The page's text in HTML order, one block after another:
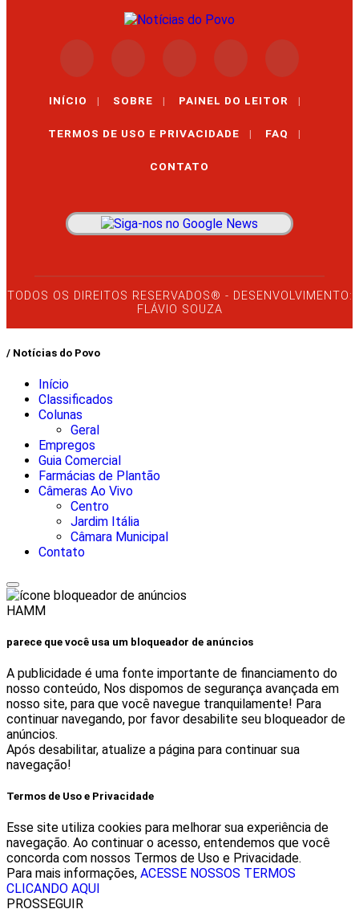
INÍCIO | SOBRE | PAINEL DO LEITOR |
TERMOS DE USO E PRIVACIDADE | FAQ |
CONTATO
TODOS OS DIREITOS RESERVADOS® - DESENVOLVIMENTO:
FLÁVIO SOUZA
/ Notícias do Povo
Início
Classificados
Colunas
Geral
Empregos
Guia Comercial
Farmácias de Plantão
Câmeras Ao Vivo
Centro
Jardim Itália
Câmara Municipal
Contato
HAMM
parece que você usa um bloqueador de anúncios
A publicidade é uma fonte importante de financiamento do
nosso conteúdo, Nos dispomos de segurança avançada em
nosso site, para que você navegue tranquilamente! Para
continuar navegando, por favor desabilite seu bloqueador de
anúncios.
Após desabilitar, atualize a página para continuar sua
navegação!
Termos de Uso e Privacidade
Esse site utiliza cookies para melhorar sua experiência de
navegação. Ao continuar o acesso, entendemos que você
concorda com nossos Termos de Uso e Privacidade.
Para mais informações, ACESSE NOSSOS TERMOS
CLICANDO AQUI
PROSSEGUIR